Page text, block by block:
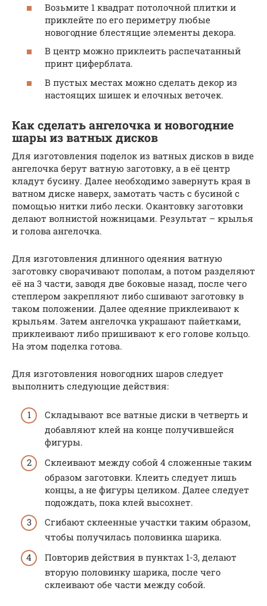
Возьмите 1 квадрат потолочной плитки и
приклейте по его периметру любые
новогодние блестящие элементы декора.
В центр можно приклеить распечатанный
принт циферблата.
В пустых местах можно сделать декор из
настоящих шишек и елочных веточек.
Как сделать ангелочка и новогодние
шары из ватных дисков
Для изготовления поделок из ватных дисков в виде
ангелочка берут ватную заготовку, а в её центр
кладут бусину. Далее необходимо завернуть края в
ватном диске наверх, замотать часть с бусиной с
помощью нитки либо лески. Окантовку заготовки
делают волнистой ножницами. Результат – крылья
и голова ангелочка.
Для изготовления длинного одеяния ватную
заготовку сворачивают пополам, а потом разделяют
её на 3 части, заводя две боковые назад, после чего
степлером закрепляют либо сшивают заготовку в
таком положении. Далее одеяние приклеивают к
крыльям. Затем ангелочка украшают пайетками,
приклеивают либо пришивают к его голове кольцо.
На этом поделка готова.
Для изготовления новогодних шаров следует
выполнить следующие действия:
Складывают все ватные диски в четверть и
добавляют клей на конце получившейся
фигуры.
Склеивают между собой 4 сложенные таким
образом заготовки. Клеить следует лишь
концы, а не фигуры целиком. Далее следует
подождать, пока клей высохнет.
Сгибают склеенные участки таким образом,
чтобы получилась половинка шарика.
Повторив действия в пунктах 1-3, делают
вторую половинку шарика, после чего
склеивают обе части между собой.